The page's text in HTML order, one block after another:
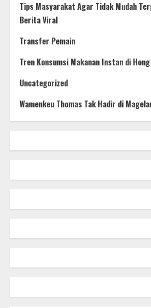
Tips Masyarakat Agar Tidak Mudah
Berita Viral
Transfer Pemain
Tren Konsumsi Makanan Instan di
Uncategorized
Wamenkeu Thomas Tak Hadir di